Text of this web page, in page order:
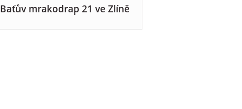
Baťův mrakodrap 21 ve Zlíně